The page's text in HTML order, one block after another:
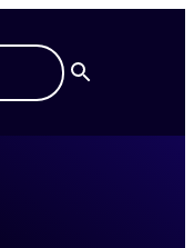
Recherche